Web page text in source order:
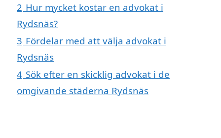
2 Hur mycket kostar en advokat i
Rydsnäs?
3 Fördelar med att välja advokat i
Rydsnäs
4 Sök efter en skicklig advokat i de
omgivande städerna Rydsnäs